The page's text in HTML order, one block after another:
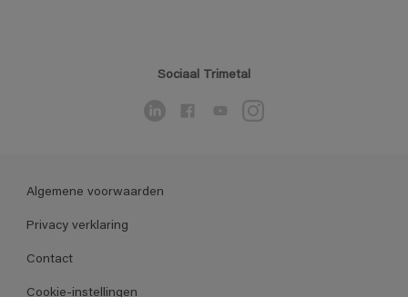
Sociaal Trimetal
Algemene voorwaarden
Privacy verklaring
Contact
Cookie-instellingen